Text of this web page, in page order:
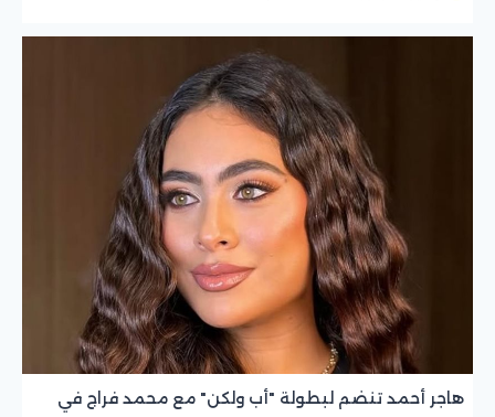
هاجر أحمد تنضم لبطولة "أب ولكن" مع محمد فراج في